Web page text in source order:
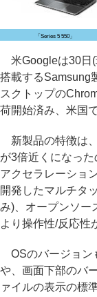
「Series 5 550」
米Googleは30日(
搭載するSamsung
スクトップの
荷開始済み、米国
新製品の特徴は
が3倍近くになっ
アクセラレーショ
開発したマルチタ
み)、オープンソー
より操作性/反応性
OSのバージョン
や、画面下部のバ
ァイルの表示の標